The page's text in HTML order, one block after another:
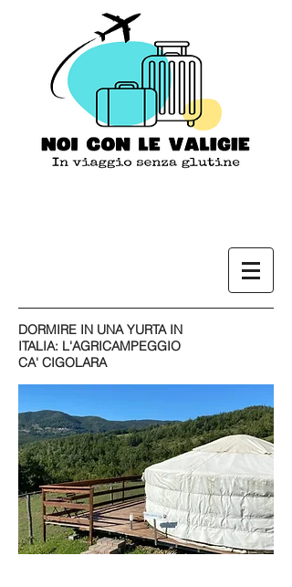
DORMIRE IN UNA YURTA IN
ITALIA: L'AGRICAMPEGGIO
CA' CIGOLARA